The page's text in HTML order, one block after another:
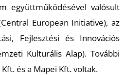
együttműködésével valósult
European Initiative), az
Fejlesztési és Innovációs
Kulturális Alap). További
és a Mapei Kft. voltak.